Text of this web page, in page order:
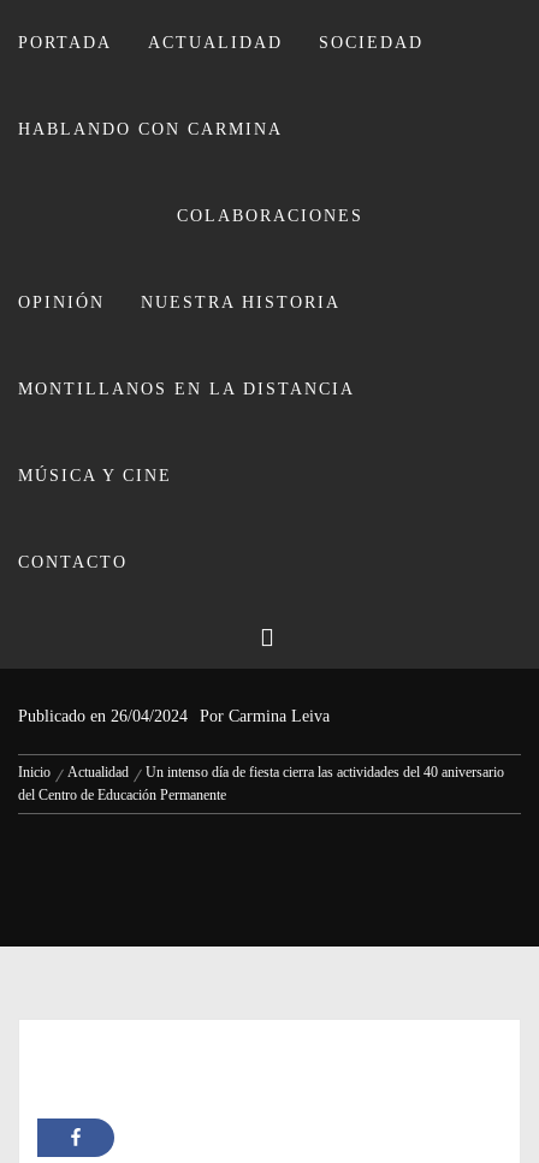
PORTADA ACTUALIDAD SOCIEDAD
HABLANDO CON CARMINA
COLABORACIONES
OPINIÓN NUESTRA HISTORIA
MONTILLANOS EN LA DISTANCIA
MÚSICA Y CINE
CONTACTO
Centro de Educación Permanente
Publicado en 26/04/2024 Por Carmina Leiva
Inicio Actualidad
Un intenso día de fiesta cierra las actividades del 40 aniversario
del Centro de Educación Permanente